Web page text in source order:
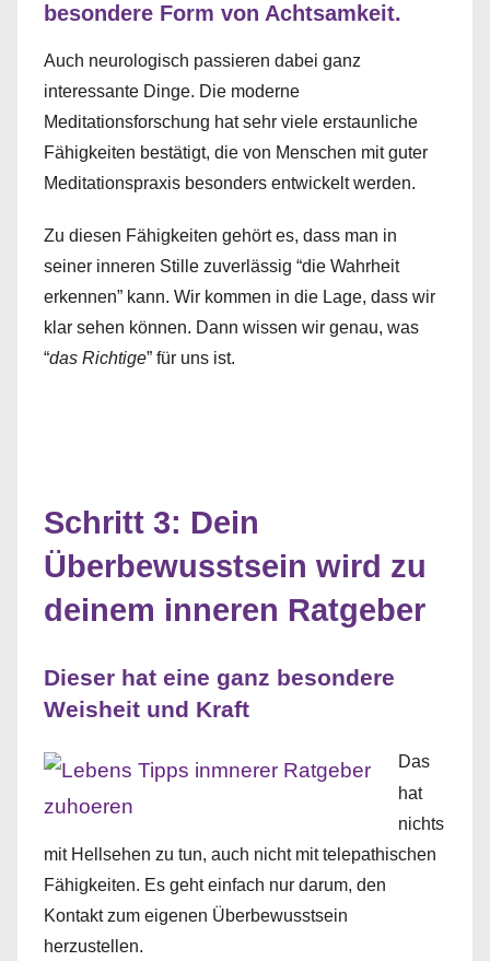
besondere Form von Achtsamkeit.
Auch neurologisch passieren dabei ganz
interessante Dinge. Die moderne
Meditationsforschung hat sehr viele erstaunliche
Fähigkeiten bestätigt, die von Menschen mit guter
Meditationspraxis besonders entwickelt werden.
Zu diesen Fähigkeiten gehört es, dass man in
seiner inneren Stille zuverlässig “die Wahrheit
erkennen” kann. Wir kommen in die Lage, dass wir
klar sehen können. Dann wissen wir genau, was
“das Richtige” für uns ist.
Schritt 3: Dein
Überbewusstsein wird zu
deinem inneren Ratgeber
Dieser hat eine ganz besondere
Weisheit und Kraft
Das
hat
nichts
mit Hellsehen zu tun, auch nicht mit telepathischen
Fähigkeiten. Es geht einfach nur darum, den
Kontakt zum eigenen Überbewusstsein
herzustellen.